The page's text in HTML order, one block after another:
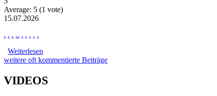
Average: 5 (1 vote)
15.07.2026
. . . .. . . . . .
Weiterlesen
weitere oft kommentierte Beiträge
VIDEOS